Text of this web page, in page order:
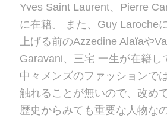
Yves Saint Laurent、Pierre
に在籍。 また、Guy Laroche
上げる前のAzzedine Alaïaや
Garavani、三宅 一生が在籍し
中々メンズのファッションで
触れることが無いので、改め
歴史からみても重要な人物な